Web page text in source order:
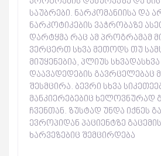
საუბრები. ნარკომანიისა და
ნარკოტიკების ვაჭრობაზე
დარტყმა რაც ამ პროგრამამ
ვერცერთ სხვა მეთოდს თუ
მიუყენებია, პლიუს სხვადასხვა
დაავადედების გავრცელებაც
შესმცირა. ბევრი სხვა
მანკიერებებიც ხელოვნურად
ჩვენთან. ზუსტად უნდა იქნეს
ევროპიდან პაციენტზე
ხარვეზებიც შემცირდება